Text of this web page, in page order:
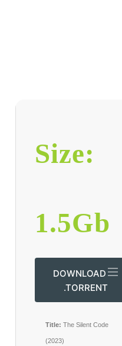
Size:
1.5Gb
DOWNLOAD
.TORRENT
Title: The Silent Code
(2023)